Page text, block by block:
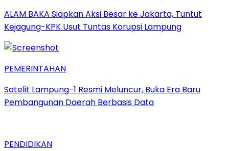
ALAM BAKA Siapkan Aksi Besar ke Jakarta, Tuntut
Kejagung-KPK Usut Tuntas Korupsi Lampung
PEMERINTAHAN
Satelit Lampung-1 Resmi Meluncur, Buka Era Baru
Pembangunan Daerah Berbasis Data
PENDIDIKAN